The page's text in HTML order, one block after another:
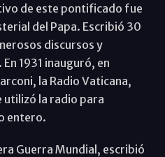
de este pontificado fue
del Papa. Escribió 30
discursos y
1931 inauguró, en
la Radio Vaticana,
utilizó la radio para
entero.
Guerra Mundial, escribió